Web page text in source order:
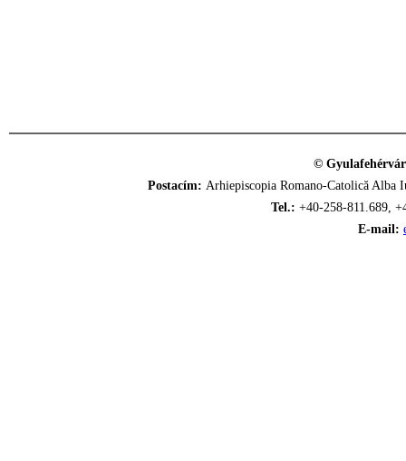
©
Postacím: Arhiepiscopia Romano-Catolică
Tel.: +40-258-811.689,
E-mail: